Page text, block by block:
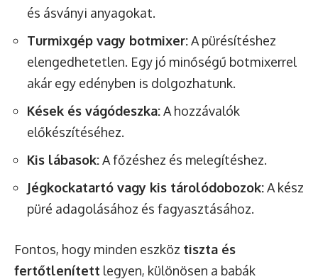
és ásványi anyagokat.
Turmixgép vagy botmixer:A pürésítéshez
elengedhetetlen. Egy jó minőségű botmixerrel
akár egy edényben is dolgozhatunk.
Kések és vágódeszka:A hozzávalók
előkészítéséhez.
Kis lábasok:A főzéshez és melegítéshez.
Jégkockatartó vagy kis tárolódobozok:A kész
püré adagolásához és fagyasztásához.
Fontos, hogy minden eszköz tiszta és
fertőtlenített legyen, különösen a babák